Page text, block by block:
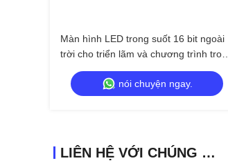
Màn hình LED trong suốt 16 bit ngoài
trời cho triển lãm và chương trình trong
nói chuyện ngay.
LIÊN HỆ VỚI CHÚNG TÔI